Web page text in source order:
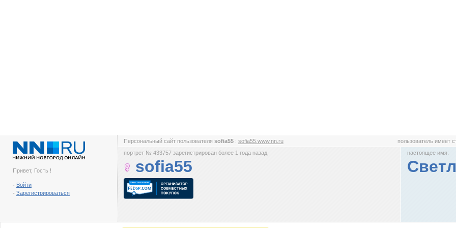
Привет, Гость !
- Войти
- Зарегистрироваться
Персональный сайт пользователя sofia55 : sofia55.www.nn.ru пользователь имеет
портрет № 433757 зарегистрирован более 1 года назад
sofia55
настоящее имя: